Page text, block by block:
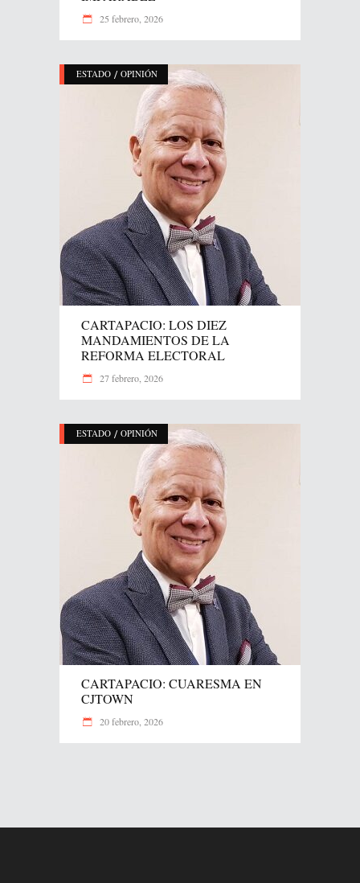
25 febrero, 2026
ESTADO / OPINIÓN
CARTAPACIO: LOS DIEZ
MANDAMIENTOS DE LA
REFORMA ELECTORAL
27 febrero, 2026
ESTADO / OPINIÓN
CARTAPACIO: CUARESMA EN
CJTOWN
20 febrero, 2026